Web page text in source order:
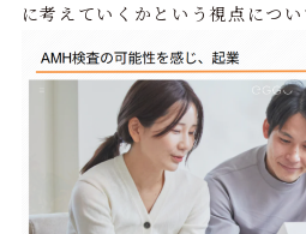
に考えていくかという視点につい